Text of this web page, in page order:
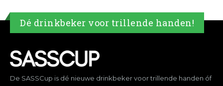
Dé drinkbeker voor trillende handen!
De SASSCup is dé nieuwe drinkbeker voor trillende handen óf